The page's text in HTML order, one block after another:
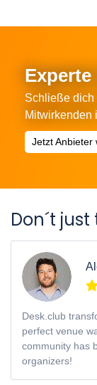
Schließe dich
Mitwirkenden
Jetzt Anbieter
Don´t
Desk.club
perfect venue
community has
organizers!